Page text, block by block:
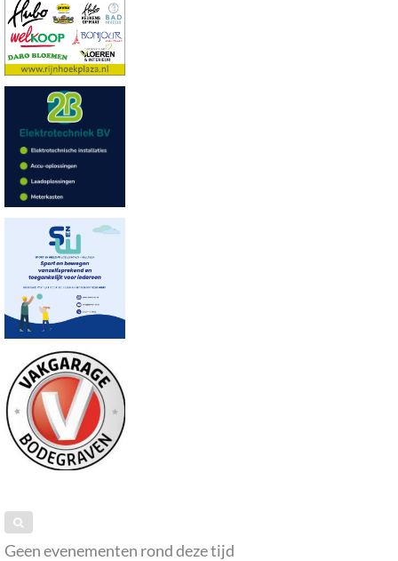
Geen evenementen rond deze tijd